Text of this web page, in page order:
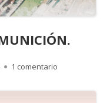
1 comentario